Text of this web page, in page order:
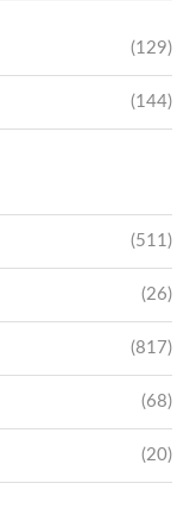
(129)
(144)
(511)
(26)
(817)
(68)
(20)